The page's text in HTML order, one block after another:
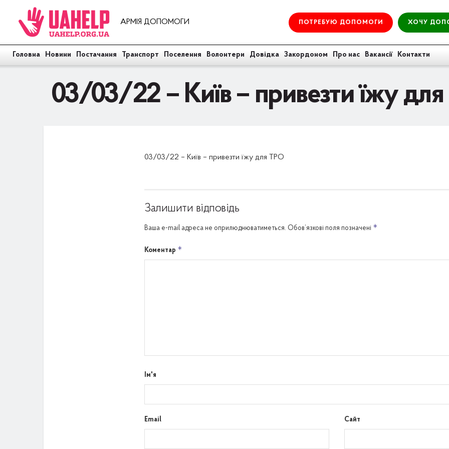
АРМІЯ ДОПОМОГИ ПОТРЕБУЮ ДОПОМОГИ ХОЧУ
Головна Новини Постачання Транспорт Поселення Волонтери Довідка Закордоном Про нас Вакансії Контакти
03/03/22 – Київ – привезти їжу
03/03/22 – Київ – привезти їжу для ТРО
Залишити відповідь
Ваша e-mail адреса не оприлюднюватиметься. Обов’язкові поля позначені *
Коментар *
Ім'я
Email Сайт